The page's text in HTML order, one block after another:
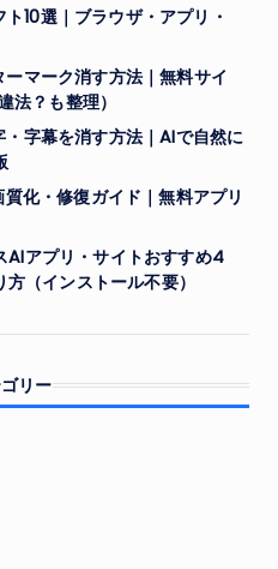
10選｜ブラウザ・アプリ・
マーク消す方法｜無料サイ
法？も整理）
字幕を消す方法｜AIで自然に
化・修復ガイド｜無料アプリ
AIアプリ・サイトおすすめ4
（インストール不要）
リー